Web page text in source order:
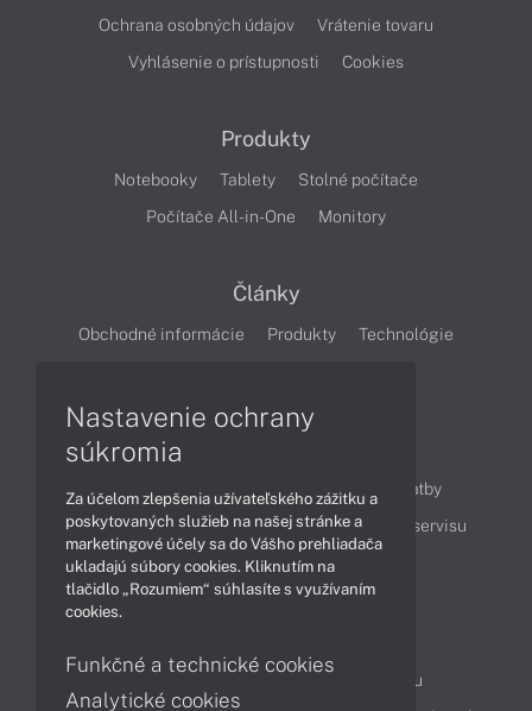
Ochrana osobných údajov
Vrátenie tovaru
Vyhlásenie o prístupnosti
Cookies
Produkty
Notebooky Tablety
Stolné počítače
Počítače All-in-One
Monitory
Články
Obchodné informácie Produkty
Technológie
Ako nakupovať
Možnosti doručenia a platby
Podpora a servis
Servisné služby Cenník servisu
Kontakty
Reklamácia tovaru
Nastavenie ochrany
súkromia
Za účelom zlepšenia užívateľského zážitku a
poskytovaných služieb na našej stránke a
marketingové účely sa do Vášho prehliadača
ukladajú súbory cookies. Kliknutím na
tlačidlo „Rozumiem“ súhlasíte s využívaním
cookies.
Funkčné a technické cookies
Analytické cookies